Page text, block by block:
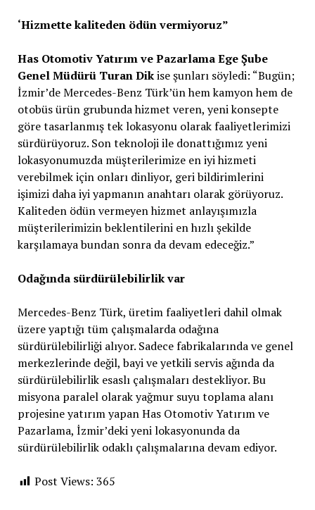
‘Hizmette kaliteden ödün vermiyoruz”
Has Otomotiv Yatırım ve Pazarlama Ege Şube
Genel Müdürü Turan Dikise şunları söyledi: “Bugün;
İzmir’de Mercedes-Benz Türk’ün hem kamyon hem de
otobüs ürün grubunda hizmet veren, yeni konsepte
göre tasarlanmış tek lokasyonu olarak faaliyetlerimizi
sürdürüyoruz. Son teknoloji ile donattığımız yeni
lokasyonumuzda müşterilerimize en iyi hizmeti
verebilmek için onları dinliyor, geri bildirimlerini
işimizi daha iyi yapmanın anahtarı olarak görüyoruz.
Kaliteden ödün vermeyen hizmet anlayışımızla
müşterilerimizin beklentilerini en hızlı şekilde
karşılamaya bundan sonra da devam edeceğiz.”
Odağında sürdürülebilirlik var
Mercedes-Benz Türk, üretim faaliyetleri dahil olmak
üzere yaptığı tüm çalışmalarda odağına
sürdürülebilirliği alıyor. Sadece fabrikalarında ve genel
merkezlerinde değil, bayi ve yetkili servis ağında da
sürdürülebilirlik esaslı çalışmaları destekliyor. Bu
misyona paralel olarak yağmur suyu toplama alanı
projesine yatırım yapan Has Otomotiv Yatırım ve
Pazarlama, İzmir’deki yeni lokasyonunda da
sürdürülebilirlik odaklı çalışmalarına devam ediyor.
Post Views: 365